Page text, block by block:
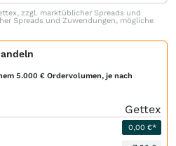
zzgl. marktüblicher Spreads und
Spreads und Zuwendungen, mögliche
5.000 € Ordervolumen, je nach
Gettex
0,00 €*